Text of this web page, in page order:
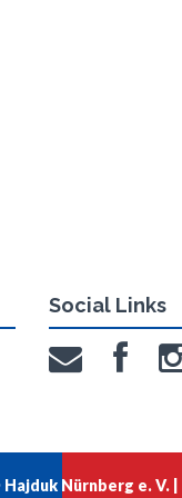
Social Links
Nürnberg e. V. |